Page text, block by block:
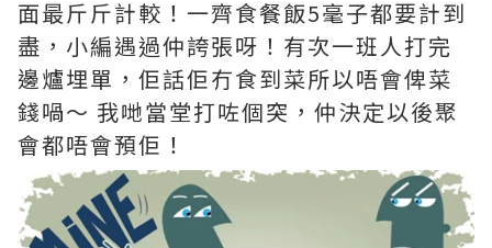
面最斤斤計較！一齊食餐飯5毫子都要計到
盡，小編遇過仲誇張呀！有次一班人打完
邊爐埋單，佢話佢冇食到菜所以唔會俾菜
錢喎～ 我哋當堂打咗個突，仲決定以後聚
會都唔會預佢！